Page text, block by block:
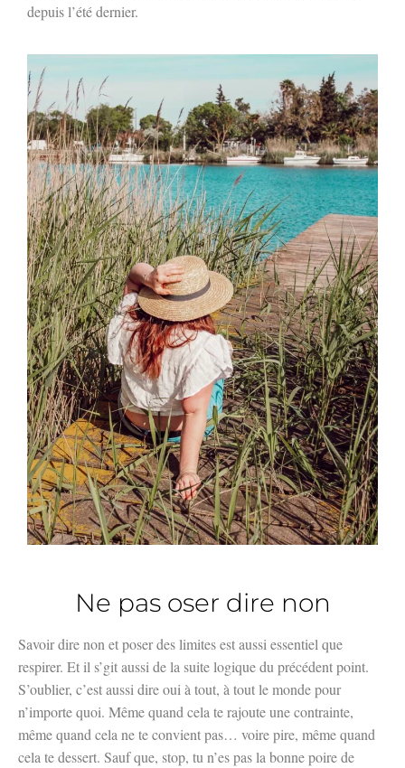
depuis l’été dernier.
Ne pas oser dire non
Savoir dire non et poser des limites est aussi essentiel que
respirer. Et il s’git aussi de la suite logique du précédent point.
S’oublier, c’est aussi dire oui à tout, à tout le monde pour
n’importe quoi. Même quand cela te rajoute une contrainte,
même quand cela ne te convient pas… voire pire, même quand
cela te dessert. Sauf que, stop, tu n’es pas la bonne poire de